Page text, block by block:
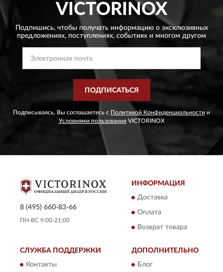
VICTORINOX
Подпишись, чтобы получать информацию о эксклюзивных
предложениях, поступлениях, событиях и многом другом
ПОДПИСАТЬСЯ
Подписываясь, Вы соглашаетесь с Политикой Конфиденциальности и
Условиями пользованияVICTORINOX
8 (495) 660-83-66
ПН-ВС 9:00-21:00
ИНФОРМАЦИЯ
Доставка
Оплата
Возврат товара
СЛУЖБА ПОДДЕРЖКИ
Контакты
ДОПОЛНИТЕЛЬНО
Блог